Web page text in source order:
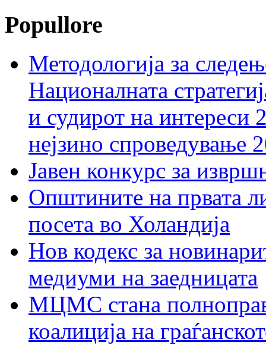
Popullore
Методологија за
Националната
и судирот на интереси
нејзино спроведување
Јавен конкурс за
Општините на првата
посета во Холандија
Нов кодекс за
медиуми на заедницата
МЦМС стана
коалиција на